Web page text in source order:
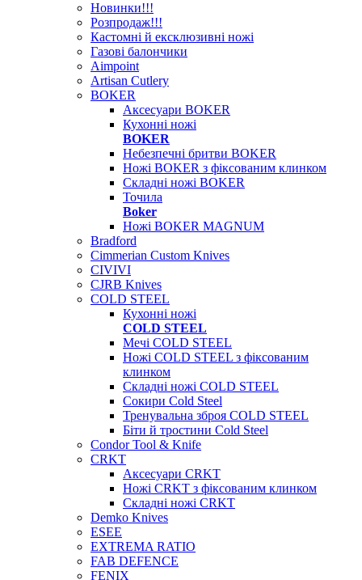
Новинки!!!
Розпродаж!!!
Кастомні й ексклюзивні ножі
Газові балончики
Aimpoint
Artisan Cutlery
BOKER
Аксесуари BOKER
Кухонні ножі
BOKER
Небезпечні бритви BOKER
Ножі BOKER з фіксованим клинком
Складні ножі BOKER
Точила
Boker
Ножі BOKER MAGNUM
Bradford
Cimmerian Custom Knives
CIVIVI
CJRB Knives
COLD STEEL
Кухонні ножі
COLD STEEL
Мечі COLD STEEL
Ножі COLD STEEL з фіксованим
клинком
Складні ножі COLD STEEL
Сокири Cold Steel
Тренувальна зброя COLD STEEL
Біти й тростини Cold Steel
Condor Tool & Knife
CRKT
Аксесуари CRKT
Ножі CRKT з фіксованим клинком
Складні ножі CRKT
Demko Knives
ESEE
EXTREMA RATIO
FAB DEFENCE
FENIX